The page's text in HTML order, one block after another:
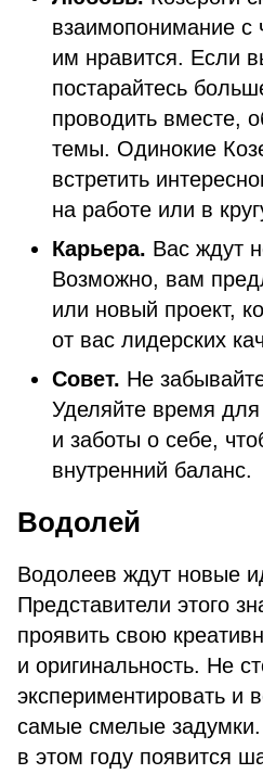
взаимопонимание с
им нравится. Если
постарайтесь
проводить вместе,
темы. Одинокие
встретить
на работе или в
Карьера. Вас ждут
Возможно, вам
или новый проект,
от вас лидерских
Совет. Не
Уделяйте время
и заботы о себе,
внутренний баланс.
Водолей
Водолеев ждут новые
Представители этого
проявить свою
и оригинальность. Не
экспериментировать и
самые смелые
в этом году появится